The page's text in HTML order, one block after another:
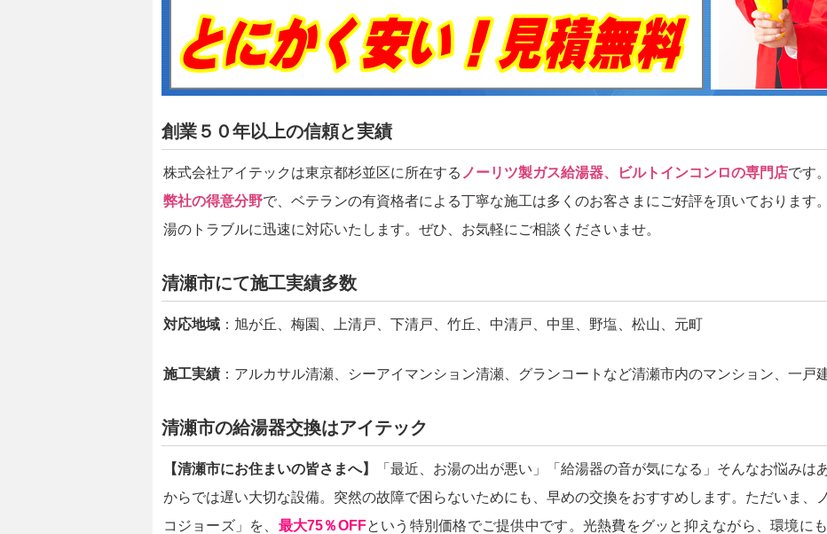
創業５０年以上の信頼と実績
株式会社アイテックは東京都杉並区に所在する ノーリツ製ガス給湯器、ビルトインコンロの専門店です
弊社の得意分野で、ベテランの有資格者による丁寧な施工は多くのお客さまにご好評を頂いております
湯のトラブルに迅速に対応いたします。ぜひ、お気軽にご相談くださいませ。
清瀬市にて施工実績多数
対応地域：旭が丘、梅園、上清戸、下清戸、竹丘、中清戸、中里、野塩、松山、元町
施工実績：アルカサル清瀬、シーアイマンション清瀬、グランコートなど清瀬市内のマンション、一戸
清瀬市の給湯器交換はアイテック
【清瀬市にお住まいの皆さまへ】
「最近、お湯の出が悪い」「給湯器の音が気になる」そんなお悩みは
からでは遅い大切な設備。突然の故障で困らないためにも、早めの交換をおすすめします。ただいま、
コジョーズ」を、 最大75％OFFという特別価格でご提供中です。光熱費をグッと抑えながら、環境に